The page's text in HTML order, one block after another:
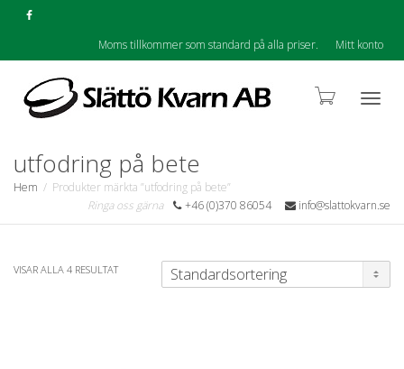
Moms tillkommer som standard på alla priser. Mitt konto
utfodring på bete
Hem
Produkter märkta ”utfodring på bete”
Ringa oss gärna
+46 (0)370 86054 info@slattokvarn.se
VISAR ALLA 4 RESULTAT